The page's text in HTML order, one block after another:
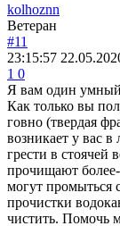
kolhoznn
Ветеран
#11
23:15:57
1 0
Я вам один умный
Как только вы
говно (твердая
возникает у вас
грести в стоячей
прочищают
могут промыться
прочистки
чистить. Помочь